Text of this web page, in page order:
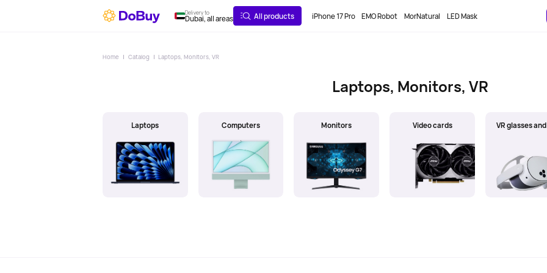
Delivery to
Dubai, all areas All products iPhone 17 Pro EMO Robot MorNatural LED Mask
Home Catalog Laptops, Monitors, VR
Laptops, Monitors, VR
Laptops Computers Monitors Video cards VR glasses